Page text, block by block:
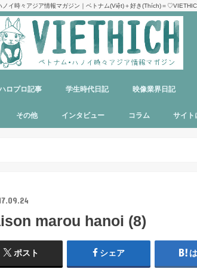
ノイ時々アジア情報マガジン｜ベトナム(Việt)＋好き(Thích)＝
ベトナム料理
多国籍料理
ハンバーガー
カフェ
中華料理
日本食
ラーメン
デリバリーサービス
パブ／バー
ロプロ記事 学生時代日記 映像業界日記
その他 インタビュー コラム サイト
marou hanoi (8)
ポスト シェア